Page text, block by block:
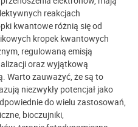
reakcjach
kwantowe różnią się od
kropek kwantowych
regulowaną emisją
oraz wyjątkową
Warto zauważyć, że są to
niezwykły potencjał jako
do wielu zastosowań,
bioczujniki,